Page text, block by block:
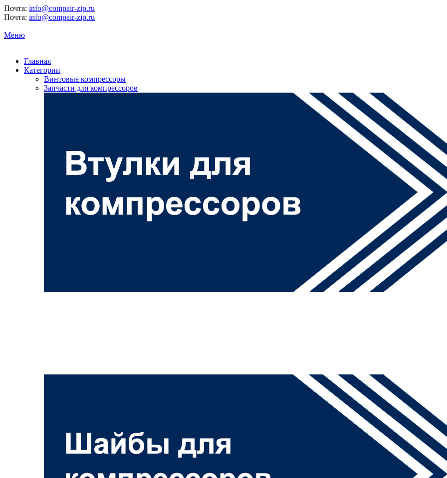
Почта: info@compair-zip.ru
Почта: info@compair-zip.ru
Меню
Главная
Категории
Винтовые компрессоры
Запчасти для компрессоров